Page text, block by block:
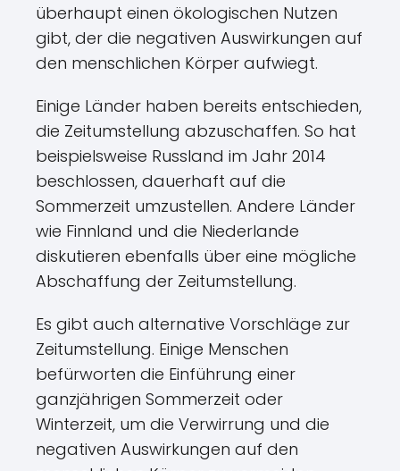
überhaupt einen ökologischen Nutzen
gibt, der die negativen Auswirkungen auf
den menschlichen Körper aufwiegt.
Einige Länder haben bereits entschieden,
die Zeitumstellung abzuschaffen. So hat
beispielsweise Russland im Jahr 2014
beschlossen, dauerhaft auf die
Sommerzeit umzustellen. Andere Länder
wie Finnland und die Niederlande
diskutieren ebenfalls über eine mögliche
Abschaffung der Zeitumstellung.
Es gibt auch alternative Vorschläge zur
Zeitumstellung. Einige Menschen
befürworten die Einführung einer
ganzjährigen Sommerzeit oder
Winterzeit, um die Verwirrung und die
negativen Auswirkungen auf den